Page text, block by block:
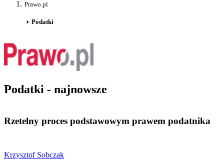
Prawo.pl
Podatki
Podatki - najnowsze
Rzetelny proces podstawowym prawem podatnika
Krzysztof Sobczak